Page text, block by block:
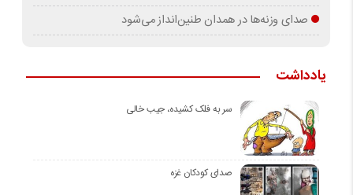
صدای وزنه‌ها در همدان طنین‌انداز می‌شود
یادداشت
سر به فلک کشیده، جیب خالی
صدای کودکان غزه